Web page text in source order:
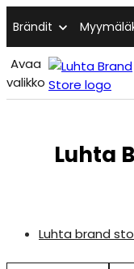
Brändit
Avaa
valikko
Luhta
Luhta brand